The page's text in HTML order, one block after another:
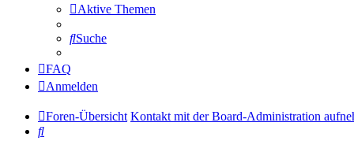
Aktive Themen
Suche
FAQ
Anmelden
Foren-Übersicht Kontakt mit der Board-Administration
Suche